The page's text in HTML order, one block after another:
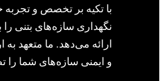
با تکیه بر تخصص و
نگهداری سازه‌های بتنی
ارائه می‌دهد. ما متعهد به
و ایمنی سازه‌های شما را